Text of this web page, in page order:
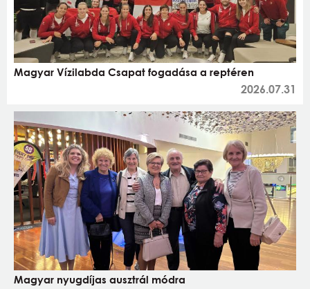
Magyar Vízilabda Csapat fogadása a reptéren
2026.07.31
Magyar nyugdíjas ausztrál módra